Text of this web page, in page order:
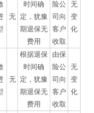
无
时间确
定，犹豫
期退保无
费用
险公
司向
客户
收取
无
变
化
无
根据退保
时间确
定，犹豫
期退保无
费用
由保
险公
司向
客户
收取
无
变
化